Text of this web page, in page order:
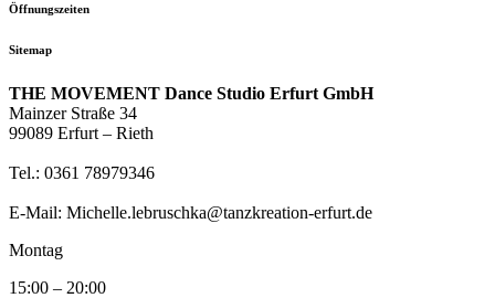
Öffnungszeiten
Sitemap
THE MOVEMENT Dance Studio Erfurt GmbH
Mainzer Straße 34
99089 Erfurt – Rieth
Tel.: 0361 78979346
E-Mail: Michelle.lebruschka@tanzkreation-erfurt.de
Montag
15:00 – 20:00